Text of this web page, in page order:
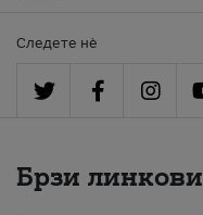
Следете нè
Брзи линкови